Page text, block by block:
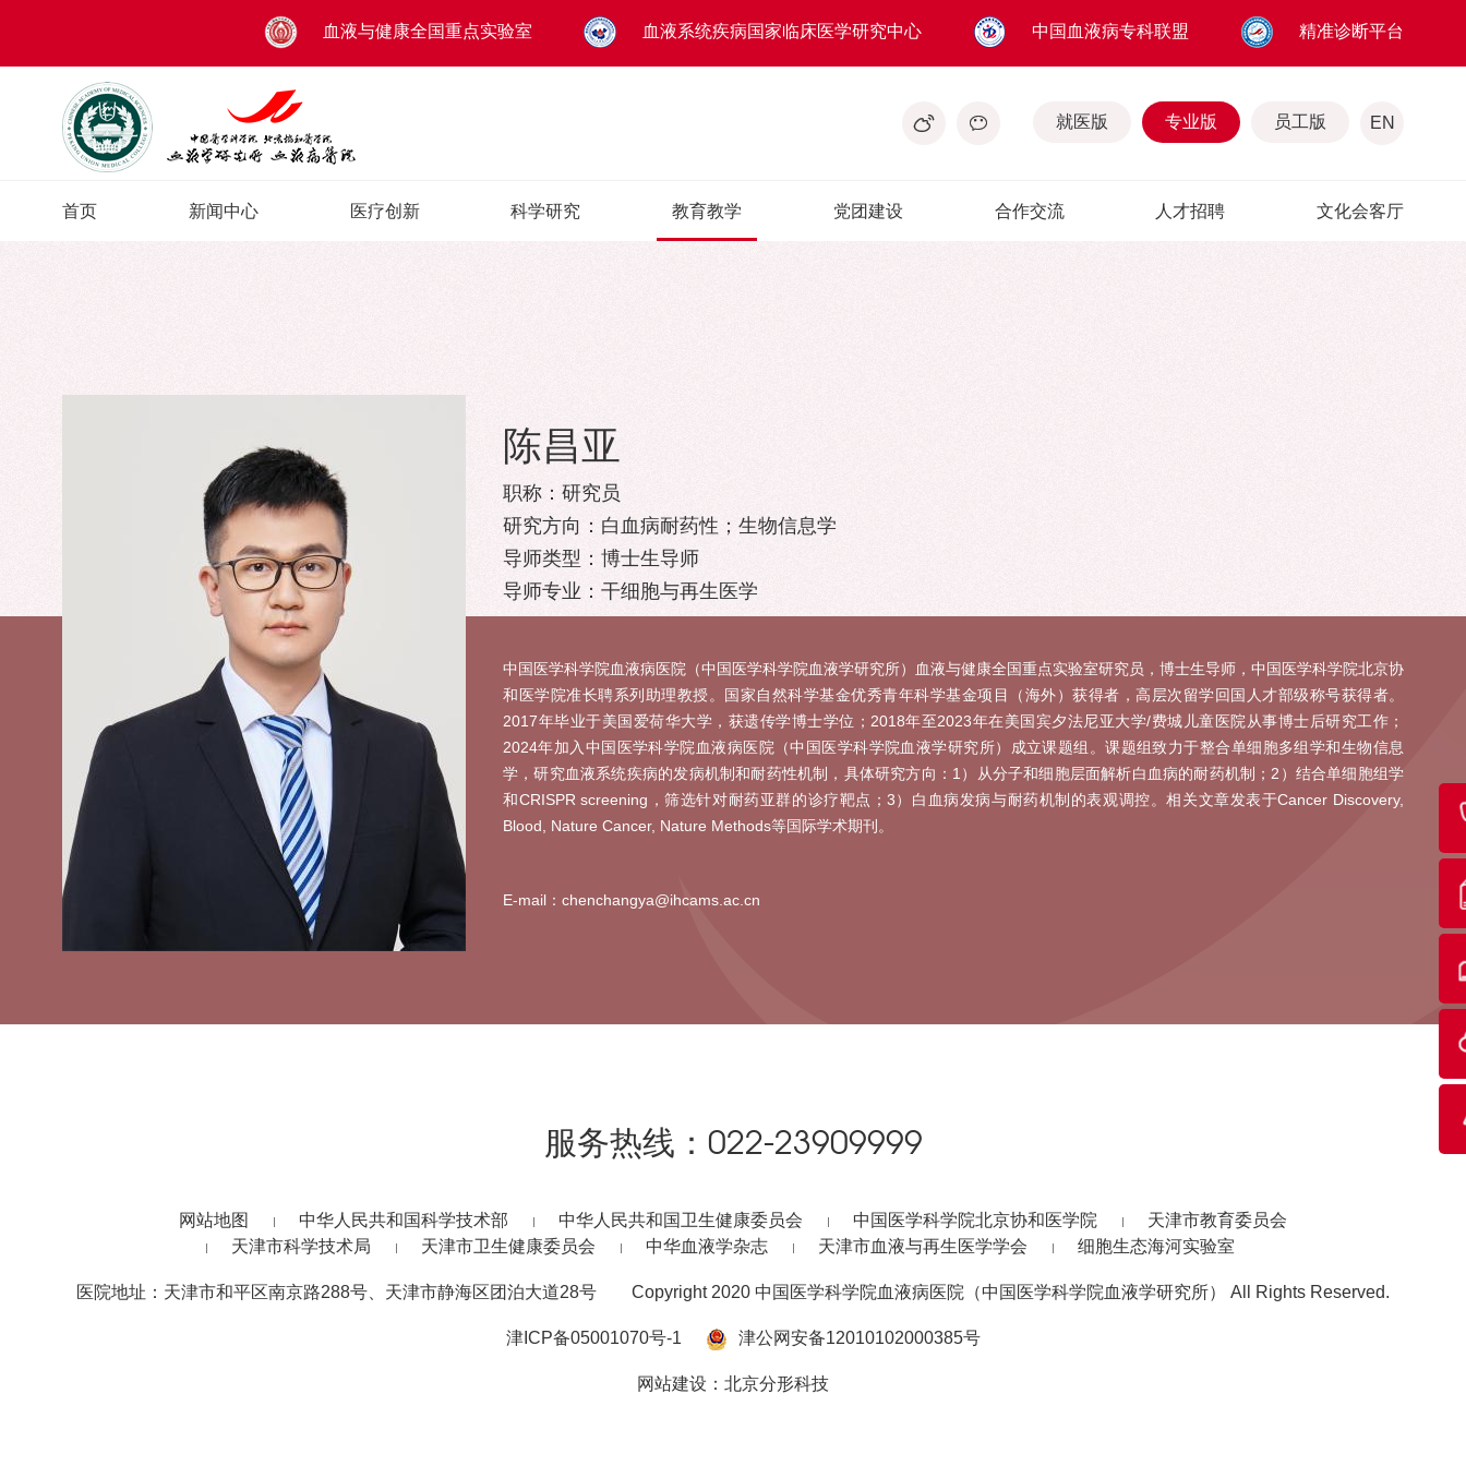
血液与健康全国重点实验室 血液系统疾病国家临床医学研究中心 中国血液病专科联盟 精准诊断平台
就医版 专业版 员工版 EN
首页 新闻中心 医疗创新 科学研究 教育教学 党团建设 合作交流 人才招聘 文化会客厅
陈昌亚
职称：研究员
研究方向：白血病耐药性；生物信息学
导师类型：博士生导师
导师专业：干细胞与再生医学
中国医学科学院血液病医院（中国医学科学院血液学研究所）血液与健康全国重点实验室研究员，博士生导师，中国医学科学院北京协
和医学院准长聘系列助理教授。国家自然科学基金优秀青年科学基金项目（海外）获得者，高层次留学回国人才部级称号获得者。
2017年毕业于美国爱荷华大学，获遗传学博士学位；2018年至2023年在美国宾夕法尼亚大学/费城儿童医院从事博士后研究工作；
2024年加入中国医学科学院血液病医院（中国医学科学院血液学研究所）成立课题组。课题组致力于整合单细胞多组学和生物信息
学，研究血液系统疾病的发病机制和耐药性机制，具体研究方向：1）从分子和细胞层面解析白血病的耐药机制；2）结合单细胞组学
和CRISPR screening，筛选针对耐药亚群的诊疗靶点；3）白血病发病与耐药机制的表观调控。相关文章发表于Cancer Discovery,
Blood, Nature Cancer, Nature Methods等国际学术期刊。
E-mail：chenchangya@ihcams.ac.cn
服务热线： 022-23909999
网站地图 中华人民共和国科学技术部 中华人民共和国卫生健康委员会 中国医学科学院北京协和医学院
天津市教育委员会
天津市科学技术局
天津市卫生健康委员会 中华血液学杂志 天津市血液与再生医学学会 细胞生态海河实验室
医院地址：天津市和平区南京路288号、天津市静海区团泊大道28号 Copyright 2020 中国医学科学院血液病医院（中国医学科学院血液学研究所） All Rights Reserved.
津ICP备05001070号-1 津公网安备12010102000385号
网站建设 ： 北京分形科技